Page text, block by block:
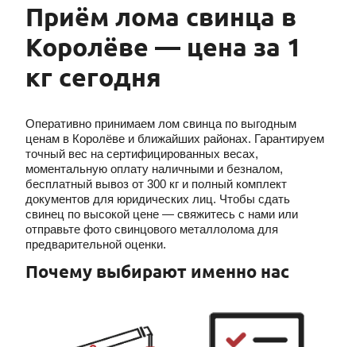
Приём лома свинца в
Королёве — цена за 1
кг сегодня
Оперативно принимаем лом свинца по выгодным
ценам в Королёве и ближайших районах. Гарантируем
точный вес на сертифицированных весах,
моментальную оплату наличными и безналом,
бесплатный вывоз от 300 кг и полный комплект
документов для юридических лиц. Чтобы сдать
свинец по высокой цене — свяжитесь с нами или
отправьте фото свинцового металлолома для
предварительной оценки.
Почему выбирают именно нас